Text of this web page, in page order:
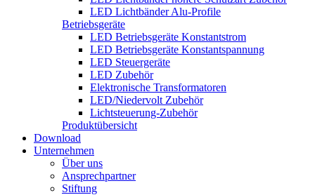
LED Lichtbänder Alu-Profile
Betriebsgeräte
LED Betriebsgeräte Konstantstrom
LED Betriebsgeräte Konstantspannung
LED Steuergeräte
LED Zubehör
Elektronische Transformatoren
LED/Niedervolt Zubehör
Lichtsteuerung-Zubehör
Produktübersicht
Download
Unternehmen
Über uns
Ansprechpartner
Stiftung